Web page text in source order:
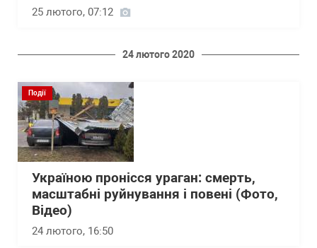
25 лютого, 07:12
24 лютого 2020
Події
Україною пронісся ураган: смерть,
масштабні руйнування і повені (Фото,
Відео)
24 лютого, 16:50